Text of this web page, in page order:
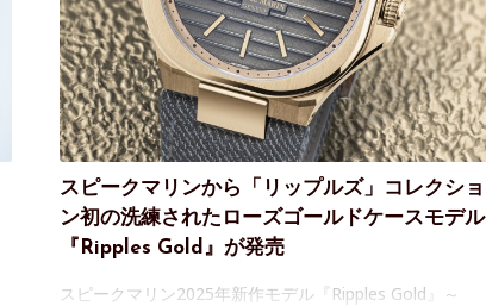
スピークマリンから「リップルズ」コレクショ
ン初の洗練されたローズゴールドケースモデル
『Ripples Gold』が発売
スピークマリン2025年新作モデル『Ripples Gold』～